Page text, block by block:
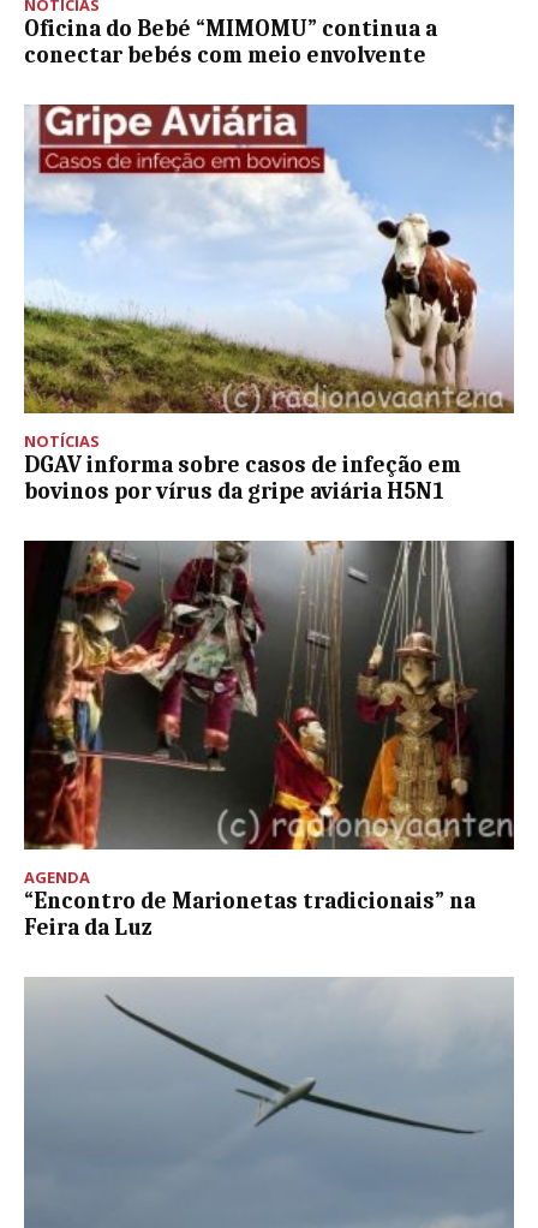
Oficina do Bebé “MIMOMU” continua a
conectar bebés com meio envolvente
NOTÍCIAS
DGAV informa sobre casos de infeção em
bovinos por vírus da gripe aviária H5N1
AGENDA
“Encontro de Marionetas tradicionais” na
Feira da Luz